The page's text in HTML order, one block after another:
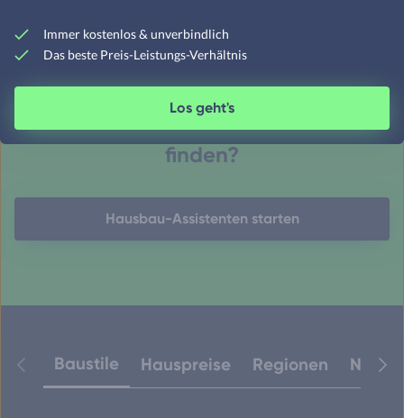
Sind Sie bereit, Ihr Traumhaus zu
finden?
Hausbau-Assistenten starten
Baustile Hauspreise Regionen
Immer kostenlos & unverbindlich
Das beste Preis-Leistungs-Verhältnis
Los geht's